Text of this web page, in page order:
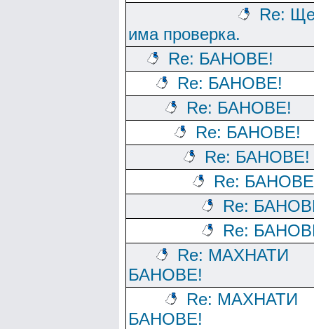
Re:
има проверка.
Re: БАНОВЕ!
Re: БАНОВЕ!
Re: БАНОВЕ!
Re: БАНОВЕ!
Re: БАНОВЕ!
Re:
Re:
Re:
Re: МАХНАТИ
БАНОВЕ!
Re: МАХНАТИ
БАНОВЕ!